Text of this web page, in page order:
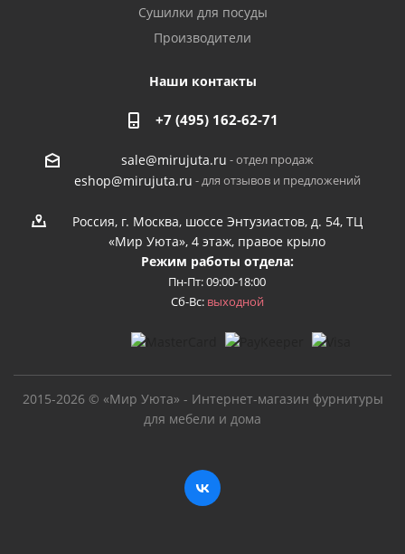
Сушилки для посуды
Производители
Наши контакты
+7 (495) 162-62-71
sale@mirujuta.ru - отдел продаж
eshop@mirujuta.ru - для отзывов и предложений
Россия, г. Москва, шоссе Энтузиастов, д. 54, ТЦ
«Мир Уюта», 4 этаж, правое крыло
Режим работы отдела:
Пн-Пт: 09:00-18:00
Сб-Вс: выходной
2015-2026 © «Мир Уюта» - Интернет-магазин фурнитуры
для мебели и дома